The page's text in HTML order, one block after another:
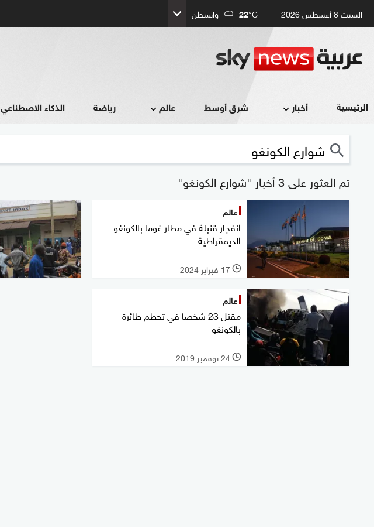
السبت 8 أغسطس 2026 22°C واشنطن
الرئيسية أخبار شرق أوسط عالم رياضة الذكاء الاصطناعي
تم العثور على 3 أخبار "شوارع الكونغو"
عالم
انفجار قنبلة في مطار غوما بالكونغو
الديمقراطية
l 17 فبراير 2024
عالم
مقتل 23 شخصا في تحطم طائرة
بالكونغو
l 24 نوفمبر 2019